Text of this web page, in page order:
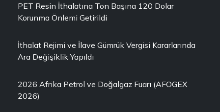
PET Resin İthalatına Ton Başına 120 Dolar
Korunma Önlemi Getirildi
İthalat Rejimi ve İlave Gümrük Vergisi Kararlarında
Ara Değişiklik Yapıldı
2026 Afrika Petrol ve Doğalgaz Fuarı (AFOGEX
2026)